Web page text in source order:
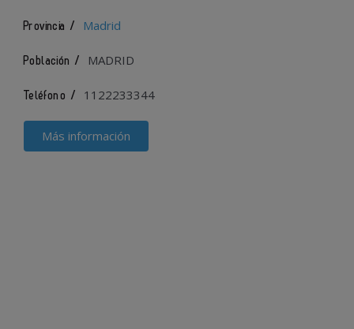
Provincia / Madrid
Población / MADRID
Teléfono / 1122233344
Más información